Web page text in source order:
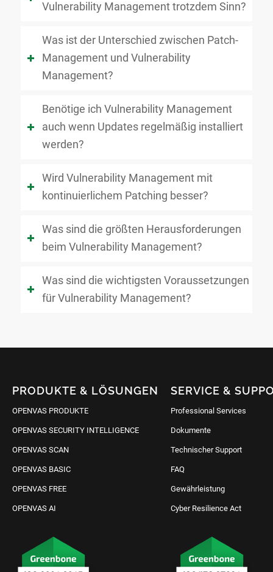
Vulnerability Management trotzdem Sinn?
Was ist der Unterschied zwischen Patch-
Management und Vulnerability
Management?
Benötige ich Vulnerability Management
auch wenn Updates regelmäßig installiert
werden?
Wird Vulnerability Management mit
kontinuierlichem Patching besser?
Was sind die größten Herausforderungen
beim Vulnerability Management?
Was sind die wichtigsten Voraussetzungen
für Vulnerability Management?
PRODUKTE & LÖSUNGEN
OPENVAS PRODUKTE
OPENVAS SECURITY INTELLIGENCE
OPENVAS SCAN
OPENVAS BASIC
OPENVAS FREE
OPENVAS AI
SERVICE &
Professional Services
Dokumente
Technischer Support
FAQ
Gewährleistung
Cyber Resilience Act